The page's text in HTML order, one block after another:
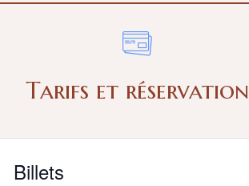
Tarifs et réservation
Billets